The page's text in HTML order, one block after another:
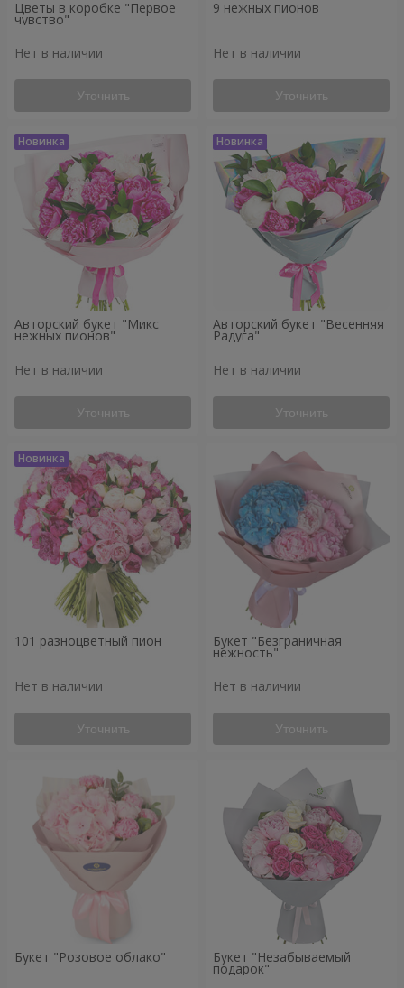
Цветы в коробке "Первое
чувство"
Нет в наличии
Уточнить
9 нежных пионов
Нет в наличии
Уточнить
Авторский букет "Микс
нежных пионов"
Нет в наличии
Уточнить
Авторский букет "Весенняя
Радуга"
Нет в наличии
Уточнить
101 разноцветный пион
Нет в наличии
Уточнить
Букет "Безграничная
нежность"
Нет в наличии
Уточнить
Букет "Розовое облако" Букет "Незабываемый
подарок"